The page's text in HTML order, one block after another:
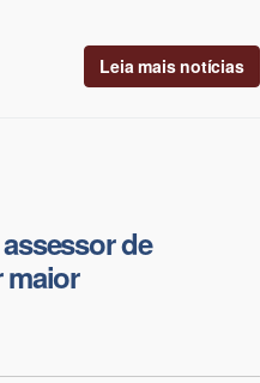
Leia mais notícias
de
maior